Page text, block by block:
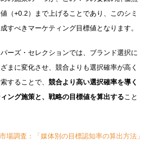
（+0.2）まで上げることであり、このシミ
すべきマーケティング目標値となります。
ーズ・セレクションでは、ブランド選択に
まに変化させ、競合よりも選択確率が高く
することで、 競合より高い選択確率を導く
ング施策と、戦略の目標値を算出すること
場調査：「媒体別の目標認知率の算出方法」